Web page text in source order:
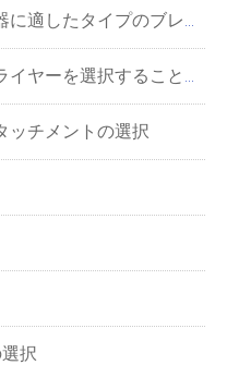
イプのブレーキを選択する方法
を選択することの重要性
ッチメントの選択
択